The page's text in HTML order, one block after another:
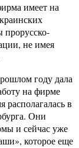
имеет на
прорусско-
не имея
году дала
на фирме
располагалась в
Они
и сейчас уже
которое еще